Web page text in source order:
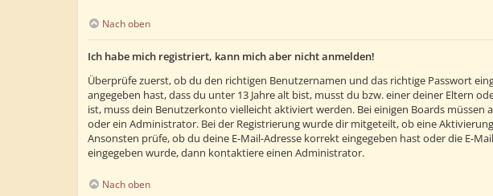
Nach oben
Ich habe mich registriert, kann mich aber nicht anmelden!
Überprüfe zuerst, ob du den richtigen Benutzernamen und das richtige Passwort
angegeben hast, dass du unter 13 Jahre alt bist, musst du bzw. einer deiner Eltern
ist, muss dein Benutzerkonto vielleicht aktiviert werden. Bei einigen Boards
oder ein Administrator. Bei der Registrierung wurde dir mitgeteilt, ob eine
Ansonsten prüfe, ob du deine E-Mail-Adresse korrekt eingegeben hast oder die E-
eingegeben wurde, dann kontaktiere einen Administrator.
Nach oben